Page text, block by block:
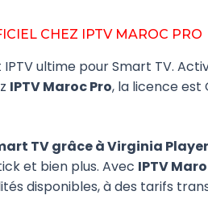
MAD 99,00
à
MAD
CHEZ IPTV MAROC PRO
IPTV ultime pour Smart TV.
IPTV Maroc Pro, la licence est
TV grâce à Virginia Player
et bien plus. Avec IPTV
disponibles, à des tarifs